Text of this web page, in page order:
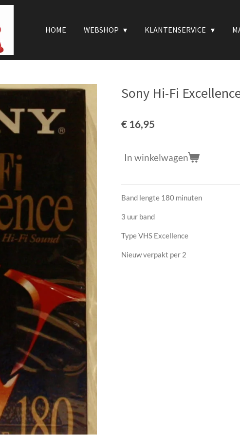
HOME WEBSHOP KLANTENSERVICE
Sony Hi-Fi
€ 16,95
In winkelwagen
Band lengte 180 minuten
3 uur band
Type VHS Excellence
Nieuw verpakt per 2